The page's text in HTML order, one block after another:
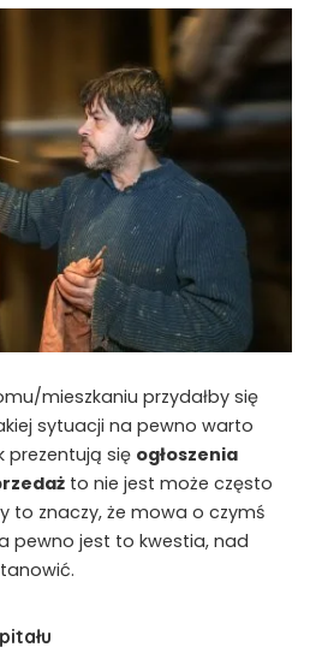
mieszkaniu przydałby się
sytuacji na pewno warto
prezentują się ogłoszenia
to nie jest może często
to znaczy, że mowa o czymś
pewno jest to kwestia, nad